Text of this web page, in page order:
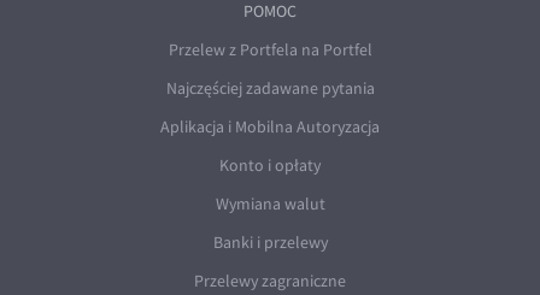
POMOC
Przelew z Portfela na Portfel
Najczęściej zadawane pytania
Aplikacja i Mobilna Autoryzacja
Konto i opłaty
Wymiana walut
Banki i przelewy
Przelewy zagraniczne